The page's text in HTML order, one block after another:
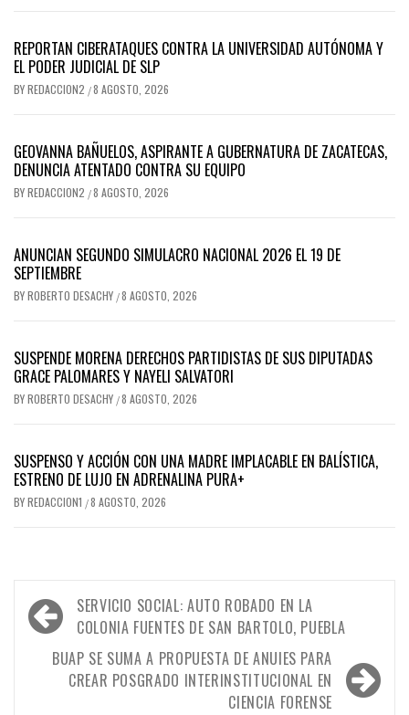
REPORTAN CIBERATAQUES CONTRA LA UNIVERSIDAD AUTÓNOMA Y
EL PODER JUDICIAL DE SLP
BYREDACCION2 /8 AGOSTO, 2026
GEOVANNA BAÑUELOS, ASPIRANTE A GUBERNATURA DE ZACATECAS,
DENUNCIA ATENTADO CONTRA SU EQUIPO
BYREDACCION2 /8 AGOSTO, 2026
ANUNCIAN SEGUNDO SIMULACRO NACIONAL 2026 EL 19 DE
SEPTIEMBRE
BYROBERTO DESACHY /8 AGOSTO, 2026
SUSPENDE MORENA DERECHOS PARTIDISTAS DE SUS DIPUTADAS
GRACE PALOMARES Y NAYELI SALVATORI
BYROBERTO DESACHY /8 AGOSTO, 2026
SUSPENSO Y ACCIÓN CON UNA MADRE IMPLACABLE EN BALÍSTICA,
ESTRENO DE LUJO EN ADRENALINA PURA+
BYREDACCION1 /8 AGOSTO, 2026
Navegación
de
entradas
SERVICIO SOCIAL: AUTO ROBADO EN LA
COLONIA FUENTES DE SAN BARTOLO, PUEBLA
BUAP SE SUMA A PROPUESTA DE ANUIES PARA
CREAR POSGRADO INTERINSTITUCIONAL EN
CIENCIA FORENSE